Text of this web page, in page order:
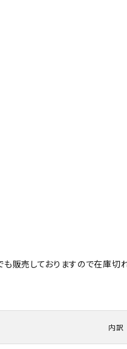
販売しておりますので在庫切
内訳